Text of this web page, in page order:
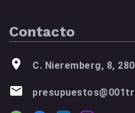
Contacto
C. Nieremberg, 8,